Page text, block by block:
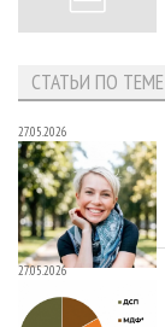
СТАТЬИ ПО ТЕМЕ
27.05.2026
27.05.2026